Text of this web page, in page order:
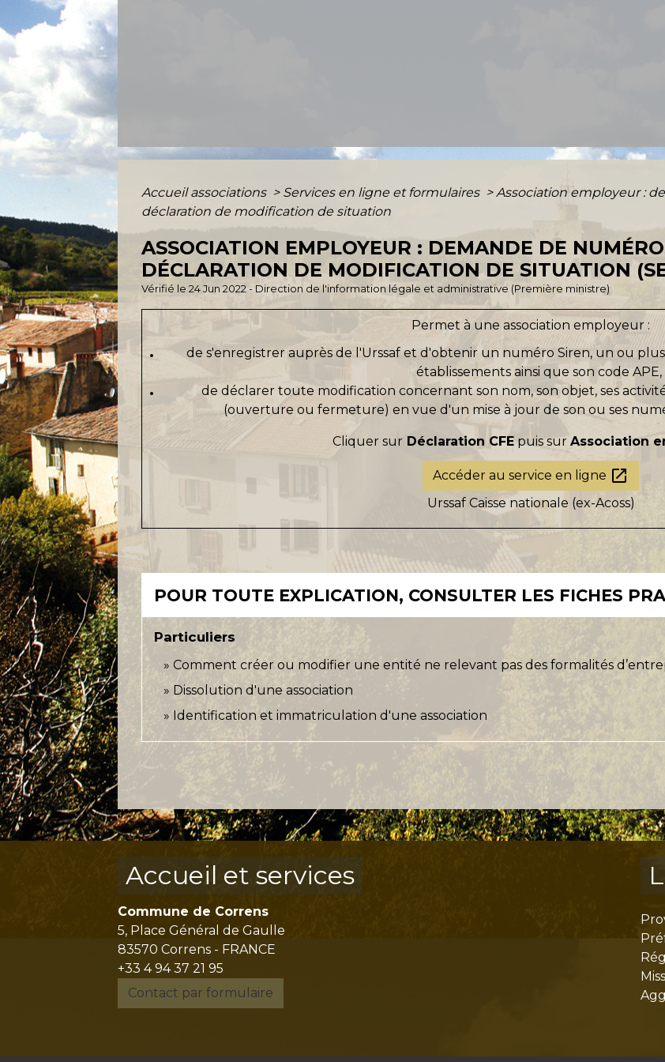
Accueil associations > Services en ligne et formulaires > Association employeur :
déclaration de modification de situation
ASSOCIATION EMPLOYEUR : DEMANDE DE
DÉCLARATION DE MODIFICATION DE SITUATION
Vérifié le 24 Jun 2022 - Direction de l'information légale et administrative (Première ministre)
Permet à une association employeur :
de s'enregistrer auprès de l'Urssaf et d'obtenir un numéro Siren, un ou
établissements ainsi que son code APE,
de déclarer toute modification concernant son nom, son objet, ses
(ouverture ou fermeture) en vue d'un mise à jour de son ou ses
Cliquer surDéclaration CFEpuis sur Association
Accéder au service en ligne open_in_new
Urssaf Caisse nationale (ex-Acoss)
POUR TOUTE EXPLICATION, CONSULTER LES FICHES
Particuliers
Comment créer ou modifier une entité ne relevant pas des formalités
Dissolution d'une association
Identification et immatriculation d'une association
Accueil et services
Commune de Correns
5, Place Général de Gaulle
83570 Correns - FRANCE
+33 4 94 37 21 95
Contact par formulaire